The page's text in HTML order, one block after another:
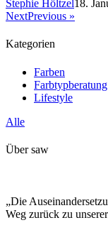
Stephie Höltzel18.
NextPrevious »
Kategorien
Farben
Farbtypberatung
Lifestyle
Alle
Über saw
„Die
Weg zurück zu